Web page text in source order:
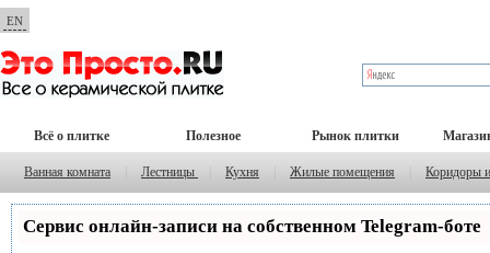
EN
Всё о плитке Полезное Рынок плитки
Ванная комната Лестницы Кухня Жилые помещения Коридоры
Сервис онлайн-записи на собственном Telegram-боте